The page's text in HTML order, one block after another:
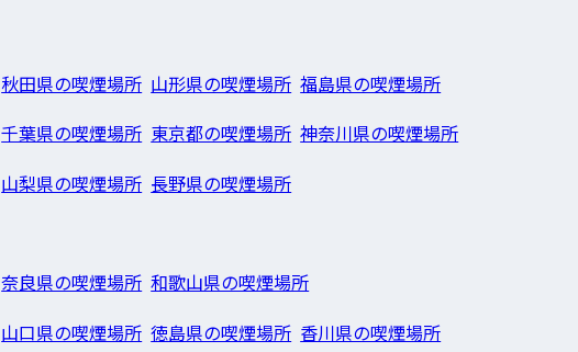
秋田県の喫煙場所 山形県の喫煙場所 福島県の喫煙場所
千葉県の喫煙場所 東京都の喫煙場所 神奈川県の喫煙場所
山梨県の喫煙場所 長野県の喫煙場所
奈良県の喫煙場所 和歌山県の喫煙場所
山口県の喫煙場所 徳島県の喫煙場所 香川県の喫煙場所